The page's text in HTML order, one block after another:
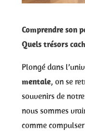
Comprendre son
Quels trésors
Plongé dans
mentale, on se
souvenirs de
nous sommes
comme